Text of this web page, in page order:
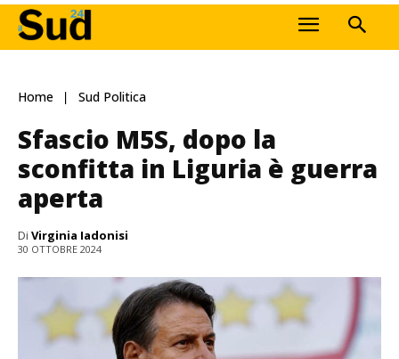
Home Sud Politica
Sfascio M5S, dopo la
sconfitta in Liguria è guerra
aperta
Di Virginia Iadonisi
30 OTTOBRE 2024